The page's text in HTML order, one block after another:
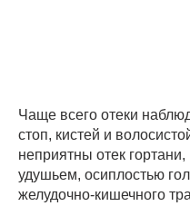
Чаще всего отеки
стоп, кистей и
неприятны отек
удушьем, осиплостью
желудочно-кишечного